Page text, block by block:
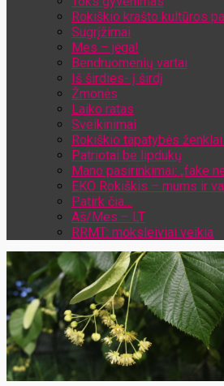
Rokiškio krašto kultūros
Sugrįžimai
Mes – jėga!
Bendruomenių vartai
Iš širdies- į širdį
Žmonės
Laiko ratas
Sveikinimai
Rokiškio tapatybės
Patriotai be lipdukų
Mano pasirinkimai: „fake
EKO Rokiškis – mums ir
Patirk čia…
Aš/Mes – LT
RRMT: moksleiviai veikia